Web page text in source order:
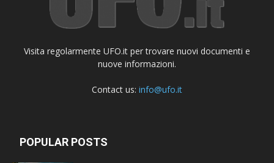
Visita regolarmente UFO.it per trovare nuovi documenti e
nuove informazioni.
Contact us: info@ufo.it
POPULAR POSTS